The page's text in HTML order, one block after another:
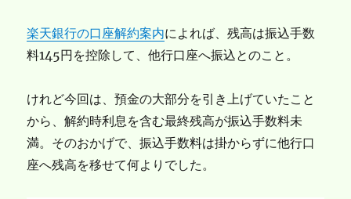
楽天銀行の口座解約案内によれば、残高は振込手数
料145円を控除して、他行口座へ振込とのこと。
けれど今回は、預金の大部分を引き上げていたこと
から、解約時利息を含む最終残高が振込手数料未
満。そのおかげで、振込手数料は掛からずに他行口
座へ残高を移せて何よりでした。